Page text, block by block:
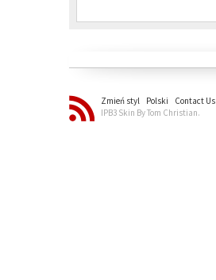
Zmień styl Polski Contact Us
IPB3 Skin By Tom Christian.